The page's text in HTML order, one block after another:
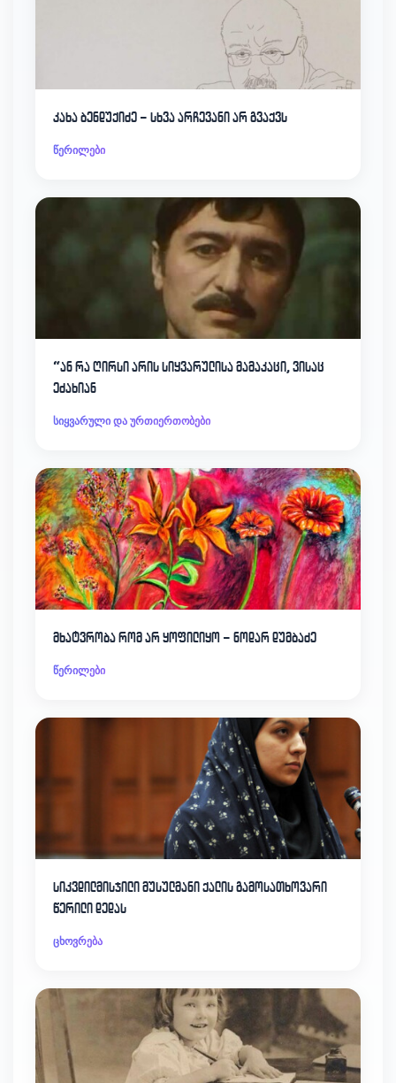
კახა ბენდუქიძე – სხვა არჩევანი არ გვაქვს
წერილები
“ან რა ღირსი არის სიყვარულისა მამაკაცი, ვისაც
ეძახიან
სიყვარული და ურთიერთობები
მხატვრობა რომ არ ყოფილიყო – ნოდარ დუმბაძე
წერილები
სიკვდილმისჯილი მუსულმანი ქალის გამოსათხოვარი
წერილი დედას
ცხოვრება